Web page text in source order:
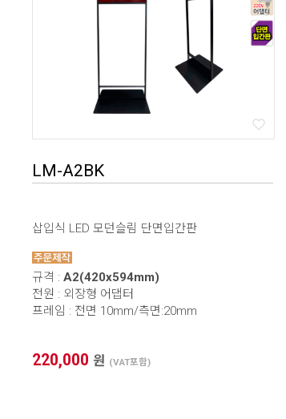
LM-A2BK
삽입식 LED 모던슬림 단면입간판
규격 : A2(420x594mm)
전원 : 외장형 어댑터
프레임 : 전면 10mm/측면:20mm
220,000 원 (VAT포함)